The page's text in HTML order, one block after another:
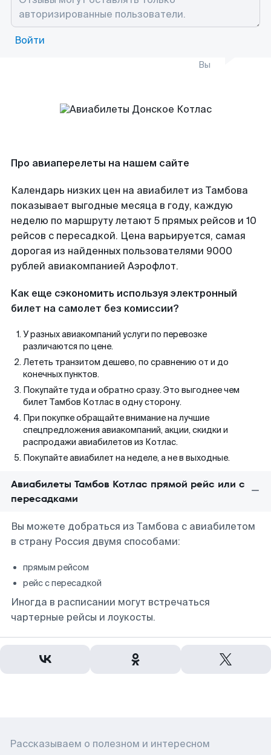
Войти
Вы
Про авиаперелеты на нашем сайте
Календарь низких цен на авиабилет из Тамбова
показывает выгодные месяца в году, каждую
неделю по маршруту летают 5 прямых рейсов и 10
рейсов с пересадкой. Цена варьируется, самая
дорогая из найденных пользователями 9000
рублей авиакомпанией Аэрофлот.
Как еще сэкономить используя электронный
билет на самолет без комиссии?
У разных авиакомпаний услуги по перевозке
различаются по цене.
Лететь транзитом дешево, по сравнению от и до
конечных пунктов.
Покупайте туда и обратно сразу. Это выгоднее чем
билет Тамбов Котлас в одну сторону.
При покупке обращайте внимание на лучшие
спецпредложения авиакомпаний, акции, скидки и
распродажи авиабилетов из Котлас.
Покупайте авиабилет на неделе, а не в выходные.
Авиабилеты Тамбов Котлас прямой рейс или с
пересадками
Вы можете добраться из Тамбова с авиабилетом
в страну Россия двумя способами:
прямым рейсом
рейс с пересадкой
Иногда в расписании могут встречаться
чартерные рейсы и лоукосты.
Рассказываем о полезном и интересном